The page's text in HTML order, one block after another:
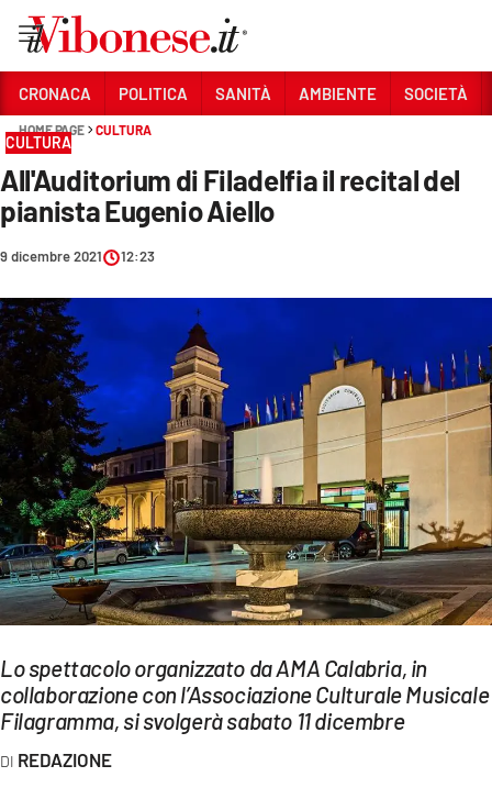
Sezioni
CRONACA
POLITICA
SANITÀ
AMBIENTE
SOCIETÀ
CULTURA
ECONOMIA E LAVORO
EVENTI
SPORT
Streaming
LAC NETWORK
CRONACA POLITICA SANITÀ AMBIENTE SOCIETÀ
HOME PAGE CULTURA
CULTURA
All'Auditorium di Filadelfia il recital del
pianista Eugenio Aiello
9 dicembre 2021 12:23
Lo spettacolo organizzato da AMA Calabria, in
collaborazione con l’Associazione Culturale Musicale
Filagramma, si svolgerà sabato 11 dicembre
REDAZIONE